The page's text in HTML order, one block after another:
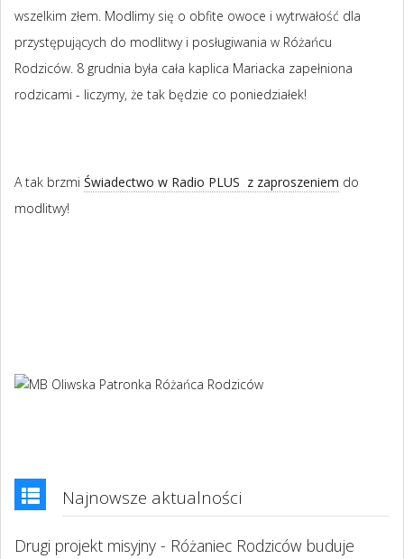
wszelkim złem. Modlimy się o obfite owoce i wytrwałość dla
przystępujących do modlitwy i posługiwania w Różańcu
Rodziców. 8 grudnia była cała kaplica Mariacka zapełniona
rodzicami - liczymy, że tak będzie co poniedziałek!
A tak brzmi Świadectwo w Radio PLUS z zaproszeniem do
modlitwy!
Najnowsze aktualności
Drugi projekt misyjny - Różaniec Rodziców buduje